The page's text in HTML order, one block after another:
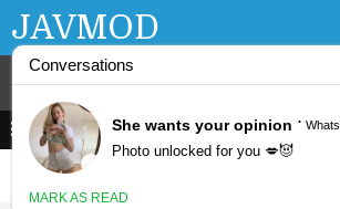
JAVMOD